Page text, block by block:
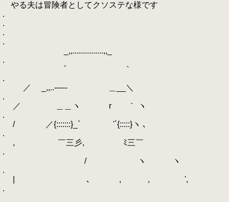
やる夫は冒険者としてクソステな様です
.
.
.
.
_,,...............,,_
.
´ ｀
.
／ _,,..-―- ＿__＼
.
／ ＿＿ヽ r ｀ ヽ
.
/ ／{:::::::}_` '´{:::::}ヽ ､
.
, ￣三彡, ﾐ三￣
.
/ ヽ ヽ
.
| ､ , , ',
.